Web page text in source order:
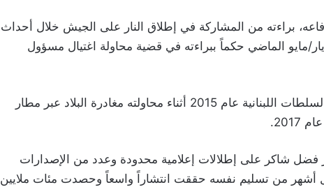
براءته من المشاركة في إطلاق النار على الجيش خلال أحداث
مايو الماضي حكماً ببراءته في قضية محاولة اغتيال مسؤول
أما الشيخ أحمد الأسير، الذي أوقفته السلطات اللبنانية عام 2015 أثناء محاولته مغادرة البلاد عبر مطار
فضل شاكر على إطلالات إعلامية محدودة وعدد من الإصدارات
قبل أشهر من تسليم نفسه حققت انتشاراً واسعاً وحصدت مئات ملايين